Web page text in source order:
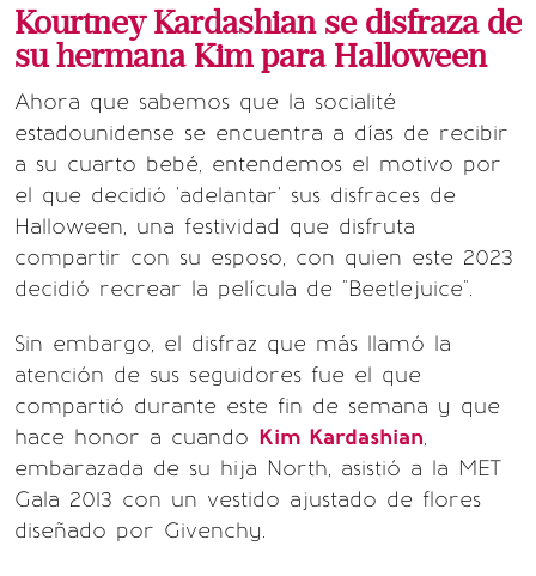
Kourtney Kardashian se disfraza de
su hermana Kim para Halloween
Ahora que sabemos que la socialité
estadounidense se encuentra a días de recibir
a su cuarto bebé, entendemos el motivo por
el que decidió 'adelantar' sus disfraces de
Halloween, una festividad que disfruta
compartir con su esposo, con quien este 2023
decidió recrear la película de "Beetlejuice".
Sin embargo, el disfraz que más llamó la
atención de sus seguidores fue el que
compartió durante este fin de semana y que
hace honor a cuando Kim Kardashian,
embarazada de su hija North, asistió a la MET
Gala 2013 con un vestido ajustado de flores
diseñado por Givenchy.